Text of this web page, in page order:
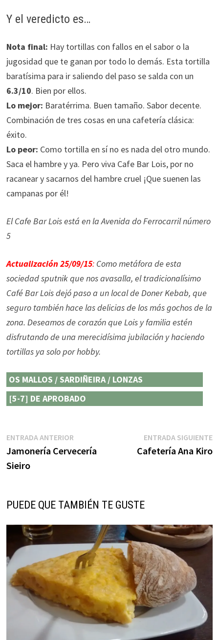
Y el veredicto es…
Nota final: Hay tortillas con fallos en el sabor o la
jugosidad que te ganan por todo lo demás. Esta tortilla
baratísima para ir saliendo del paso se salda con un
6.3/10. Bien por ellos.
Lo mejor: Baratérrima. Buen tamaño. Sabor decente.
Combinación de tres cosas en una cafetería clásica:
éxito.
Lo peor: Como tortilla en sí no es nada del otro mundo.
Saca el hambre y ya. Pero viva Cafe Bar Lois, por no
racanear y sacarnos del hambre cruel ¡Que suenen las
campanas por él!
El Cafe Bar Lois está en la Avenida do Ferrocarril número
5
Actualización 25/09/15:Como metáfora de esta
sociedad sputnik que nos avasalla, el tradicionalísimo
Café Bar Lois dejó paso a un local de Doner Kebab, que
seguro también hace las delicias de los más gochos de la
zona. Deseamos de corazón que Lois y familia estén
disfrutando de una merecidísima jubilación y haciendo
tortillas ya solo por hobby.
OS MALLOS / SARDIÑEIRA / LONZAS
[5-7] DE APROBADO
Navegación
de
ENTRADA ANTERIOREntrada
anterior:
Jamonería Cervecería
Sieiro
ENTRADA SIGUIENTE
Cafetería Ana Kiro
PUEDE QUE TAMBIÉN TE GUSTE